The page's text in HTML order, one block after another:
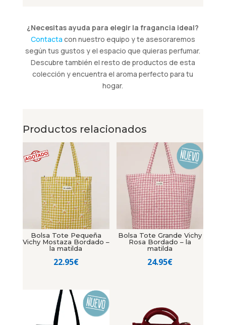
¿Necesitas ayuda para elegir la fragancia ideal?
Contacta con nuestro equipo y te asesoraremos
según tus gustos y el espacio que quieras perfumar.
Descubre también el resto de productos de esta
colección y encuentra el aroma perfecto para tu
hogar.
Productos relacionados
Bolsa Tote Pequeña
Vichy Mostaza Bordado –
la matilda
22.95€
Bolsa Tote Grande Vichy
Rosa Bordado – la
matilda
24.95€